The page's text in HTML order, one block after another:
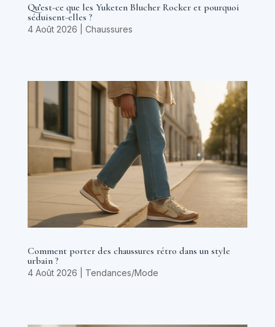
Qu’est-ce que les Yuketen Blucher Rocker et pourquoi
séduisent-elles ?
4 Août 2026 Chaussures
Comment porter des chaussures rétro dans un style
urbain ?
4 Août 2026 Tendances/Mode